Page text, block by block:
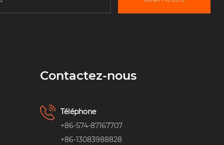
Contactez-nous
Téléphone
+86-574-87167707
+86-13083988828